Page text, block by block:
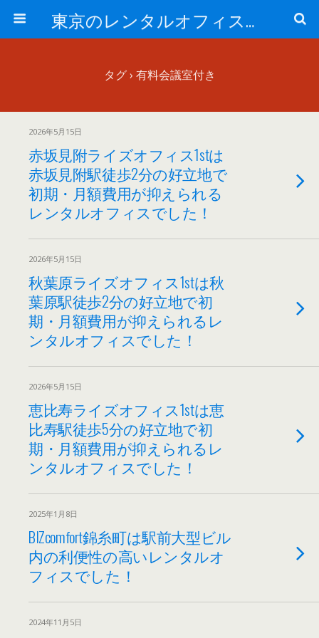
東京のレンタルオフィス、サービスオフィスの現地取材記事ブログ-ROjournal
タグ › 有料会議室付き
2026年5月15日
赤坂見附ライズオフィス1stは
赤坂見附駅徒歩2分の好立地で
初期・月額費用が抑えられる
レンタルオフィスでした！
2026年5月15日
秋葉原ライズオフィス1stは秋
葉原駅徒歩2分の好立地で初
期・月額費用が抑えられるレ
ンタルオフィスでした！
2026年5月15日
恵比寿ライズオフィス1stは恵
比寿駅徒歩5分の好立地で初
期・月額費用が抑えられるレ
ンタルオフィスでした！
2025年1月8日
BIZcomfort錦糸町は駅前大型ビル
内の利便性の高いレンタルオ
フィスでした！
2024年11月5日